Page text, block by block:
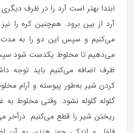
ابتدا بهتر است آرد را در ظرف
آرد از بین برود. هم‌چنین کره را
می‌دهیم تا مخلوط یکدست شود سپس
ظرف اضافه می‌کنیم باید توجه
کردن شیر به‌طور پیوسته و آرام
گلوله گلوله نشود. وقتی مخلوط
ریختن شیر را قطع می‌کنیم. درآخر